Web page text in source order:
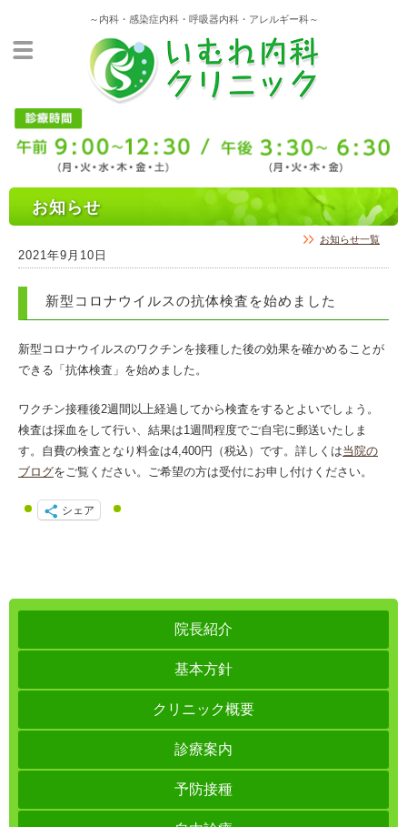
～内科・感染症内科・呼吸器内科・アレルギー科～
お知らせ
お知らせ一覧
2021年9月10日
新型コロナウイルスの抗体検査を始めました
新型コロナウイルスのワクチンを接種した後の効果を確かめることが
できる「抗体検査」を始めました。
ワクチン接種後2週間以上経過してから検査をするとよいでしょう。
検査は採血をして行い、結果は1週間程度でご自宅に郵送いたしま
す。自費の検査となり料金は4,400円（税込）です。詳しくは当院の
ブログをご覧ください。ご希望の方は受付にお申し付けください。
シェア
院長紹介
基本方針
クリニック概要
診療案内
予防接種